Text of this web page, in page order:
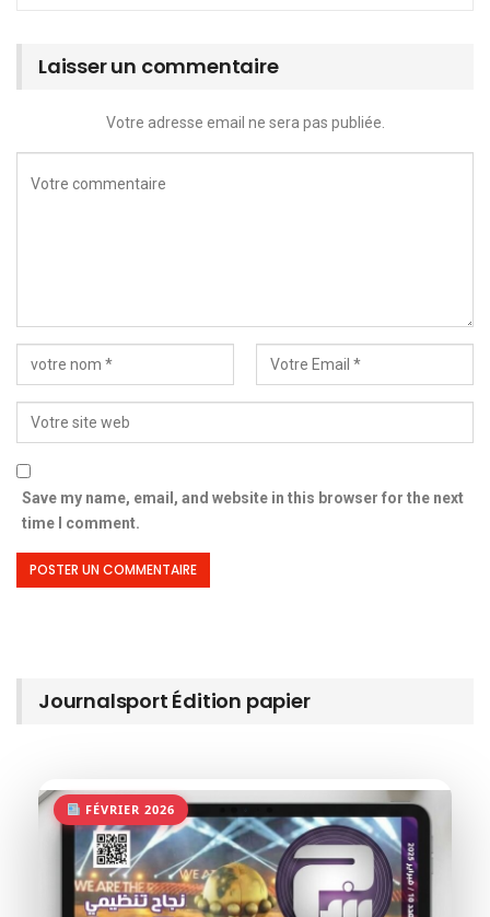
Laisser un commentaire
Votre adresse email ne sera pas publiée.
Save my name, email, and website in this browser for the next
time I comment.
Journalsport Édition papier
FÉVRIER 2026